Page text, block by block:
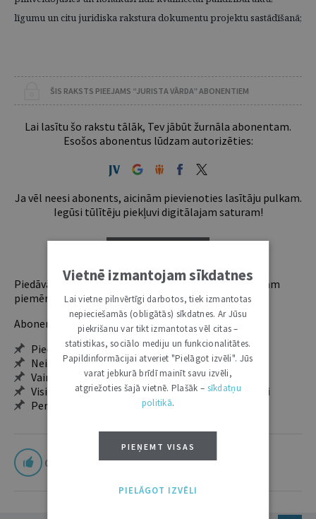
līgumu un citu juridiska rakstura dokumentu projektu sastādīšanā;
ŠIS RAKSTS PIEEJAMS “JURISTA VĀRDA” ABONENTIEM
Lai lasītu šo rakstu tālāk, Tev jābūt žurnāla abonentam.
Esošos abonentus lūdzam autorizēties:
Ja vēl neesi abonents, aicinām pievienoties lasītāju pulkam.
Iegūsi tūlītēju piekļuvi digitālajam saturam!
Piedāvājam trīs abonementu veidus. Vienam lietotājam
piemērotākais ir "Mazais" (3, 6 un 12 mēnešiem).
Abonentu ieguvumi:
Pieeja jaunākajam izdevumam
Neierobežota pieeja arhīvam – 24 h/7 d.
Vairāk nekā 18 000 rakstu un 2000 autoru
Visi tematiskie numuri un ikgadējie grāmatžurnāli
Personalizētās iespējas – piezīmes, citāti, mapes
0
Vietnē izmantojam sīkdatnes
Lai vietne pilnvērtīgi darbotos, tiek izmantotas
nepieciešamās (obligātās) sīkdatnes. Ar Jūsu
piekrišanu var tikt izmantotas vēl citas –
statistikas, sociālo mediju un funkcionalitātes.
Papildinformācijai atveriet "Pielāgot izvēli". Jūs
varat jebkurā brīdī mainīt savu izvēli,
atgriežoties šajā vietnē. Plašāk – sīkdatņu
politikā.
PIEŅEMT VISAS
PIELĀGOT IZVĒLI